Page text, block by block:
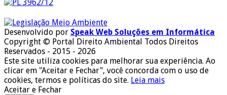
Desenvolvido por Speak Web Soluções em Informática
Copyright © Portal Direito Ambiental Todos Direitos
Reservados - 2015 - 2026
Este site utiliza cookies para melhorar sua experiência. Ao
clicar em "Aceitar e Fechar", você concorda com o uso de
cookies, termos e políticas do site. Leia mais
Aceitar e Fechar